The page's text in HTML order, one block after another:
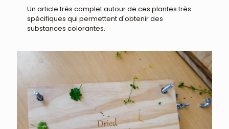
Un article très complet autour de ces plantes très
spécifiques qui permettent d'obtenir des
substances colorantes.